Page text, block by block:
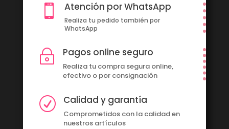
 Atención por WhatsApp
Realiza tu pedido también por
WhatsApp
~ Pagos online seguro
Realiza tu compra segura online,
efectivo o por consignación
R Calidad y garantía
Comprometidos con la calidad en
nuestros artículos